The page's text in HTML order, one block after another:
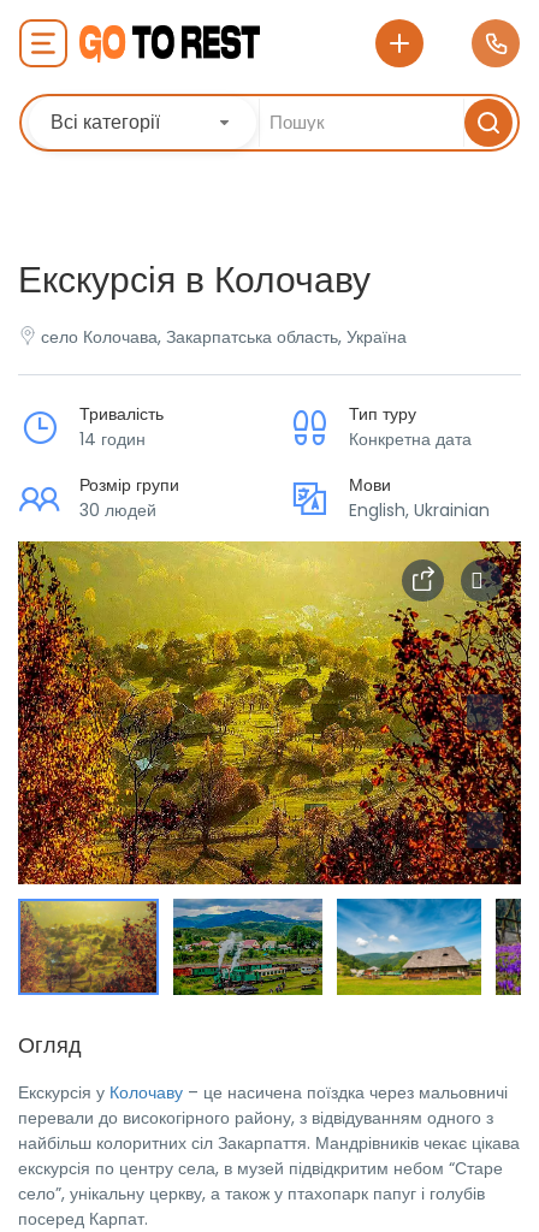
Всі категорії
Екскурсія в Колочаву
село Колочава, Закарпатська область, Україна
Тривалість
14 годин
Тип туру
Конкретна дата
Розмір групи
30 людей
Мови
English, Ukrainian
Огляд
Екскурсія у Колочаву – це насичена поїздка через мальовничі
перевали до високогірного району, з відвідуванням одного з
найбільш колоритних сіл Закарпаття. Мандрівників чекає цікава
екскурсія по центру села, в музей підвідкритим небом “Старе
село”, унікальну церкву, а також у птахопарк папуг і голубів
посеред Карпат.